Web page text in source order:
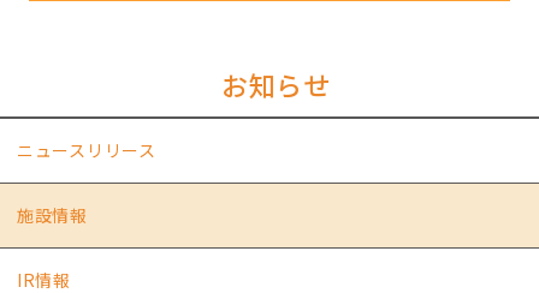
お知らせ
ニュースリリース
施設情報
IR情報